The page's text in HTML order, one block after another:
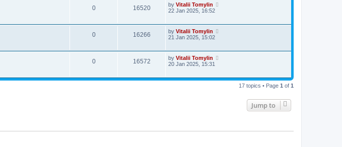
0 16520 by Vitalii Tomylin
22 Jan 2025, 16:52
0 16266 by Vitalii Tomylin
21 Jan 2025, 15:02
0 16572 by Vitalii Tomylin
20 Jan 2025, 15:31
17 topics • Page 1 of 1
Jump to